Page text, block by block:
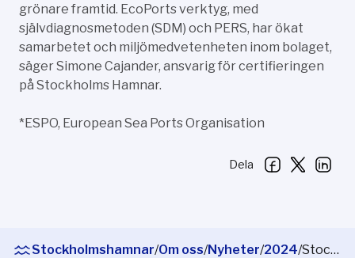
grönare framtid. EcoPorts verktyg, med
självdiagnosmetoden (SDM) och PERS, har ökat
samarbetet och miljömedvetenheten inom bolaget,
säger Simone Cajander, ansvarig för certifieringen
på Stockholms Hamnar.
*ESPO, European Sea Ports Organisation
Dela
Stockholmshamnar/Om oss/Nyheter/2024/ Stockholms Hamnar är nu PERS-certifierat